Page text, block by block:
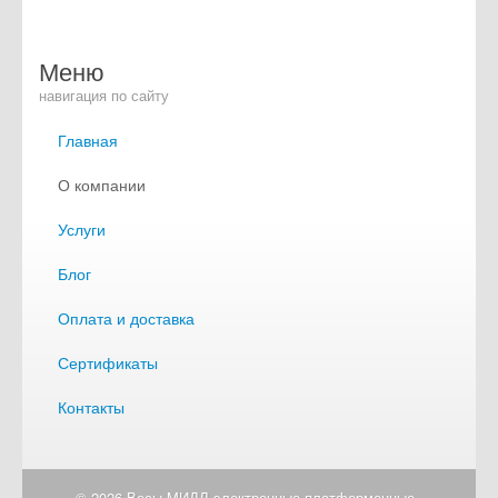
Меню
навигация по сайту
Главная
О компании
Услуги
Блог
Оплата и доставка
Сертификаты
Контакты